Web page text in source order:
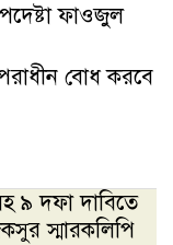
ফাওজুল
বোধ করবে
৯ দফা দাবিতে
স্মারকলিপি